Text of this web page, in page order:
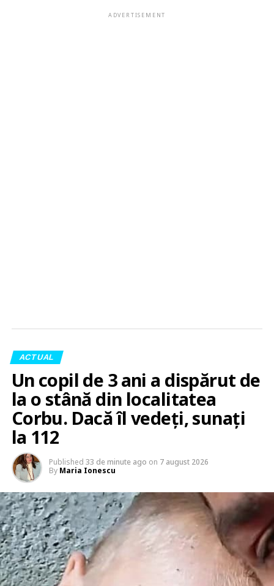
ADVERTISEMENT
ACTUAL
Un copil de 3 ani a dispărut de
la o stână din localitatea
Corbu. Dacă îl vedeți, sunați
la 112
Published 33 de minute ago on 7 august 2026
By Maria Ionescu